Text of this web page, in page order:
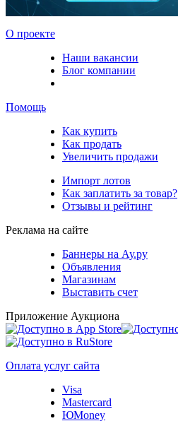
О проекте
Наши вакансии
Блог компании
Помощь
Как купить
Как продать
Увеличить продажи
Импорт лотов
Как заплатить за товар?
Отзывы и рейтинг
Реклама на сайте
Баннеры на Ау.ру
Объявления
Магазинам
Выставить счет
Приложение Аукциона
Оплата услуг сайта
Visa
Mastercard
ЮMoney